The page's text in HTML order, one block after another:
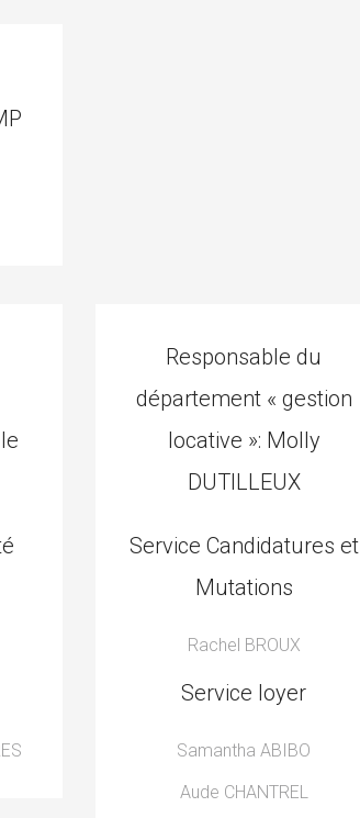
Responsable du
département « gestion
locative »: Molly
DUTILLEUX
Service Candidatures et
Mutations
Rachel BROUX
Service loyer
Samantha ABIBO
Aude CHANTREL